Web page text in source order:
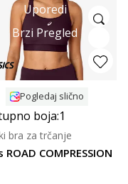
Uporedi
Brzi Pregled
Pogledaj slično
boja:1
ROAD COMPRESSION
bra za trčanje